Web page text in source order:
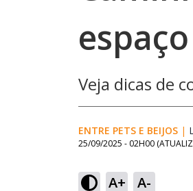
Veja dicas de
ENTRE PETS E BEIJOS |
25/09/2025 - 02H00
A+ A-